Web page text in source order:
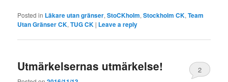
Posted in Läkare utan gränser,StoCKholm,Stockholm CK,Team
Utan Gränser CK,TUG CK | Leave a reply
Utmärkelsernas utmärkelse! 2